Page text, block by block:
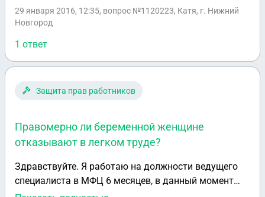
можно ему получит за ново новый патент? Дадут ли
29 января 2016, 12:35, вопрос №1120223, Катя, г. Нижний
Новгород
1 ответ
Защита прав работников
Правомерно ли беременной женщине
отказывают в легком труде?
Здравствуйте. Я работаю на должности ведущего
специалиста в МФЦ 6 месяцев, в данный момент
нахожусь с положении. Как и положено, я принесла